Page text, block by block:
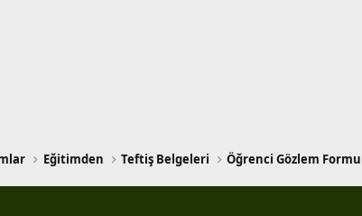
Eğitimden Teftiş Belgeleri Öğrenci Gözlem Formu